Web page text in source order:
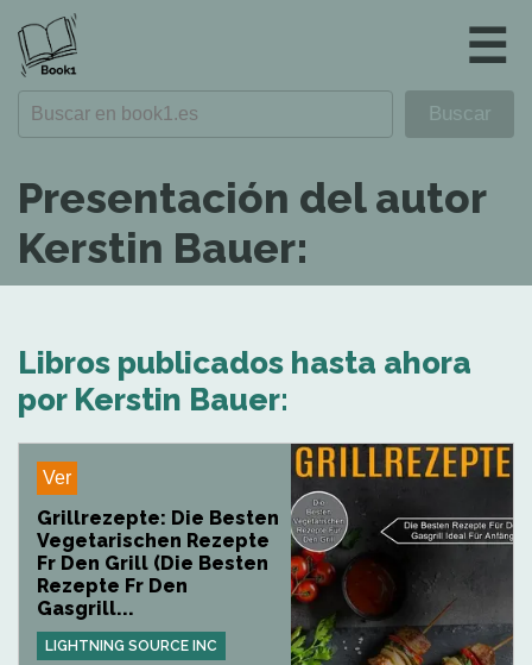
☰
Presentación del autor
Kerstin Bauer:
Libros publicados hasta ahora
por Kerstin Bauer:
Ver
Grillrezepte: Die Besten
Vegetarischen Rezepte
Fr Den Grill (Die Besten
Rezepte Fr Den
Gasgrill...
LIGHTNING SOURCE INC